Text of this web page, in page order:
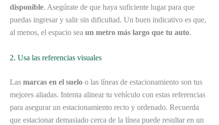
disponible. Asegúrate de que haya suficiente lugar para que
puedas ingresar y salir sin dificultad. Un buen indicativo es que,
al menos, el espacio sea un metro más largo que tu auto.
2. Usa las referencias visuales
Las marcas en el suelo o las líneas de estacionamiento son tus
mejores aliadas. Intenta alinear tu vehículo con estas referencias
para asegurar un estacionamiento recto y ordenado. Recuerda
que estacionar demasiado cerca de la línea puede resultar en un